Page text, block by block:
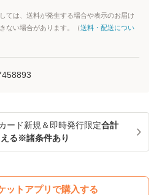
ては、送料が発生する場合や表示のお届け
ない場合があります。（送料・配送につい
ード新規＆即時発行限定合計
る※諸条件あり
ットアプリで購入する